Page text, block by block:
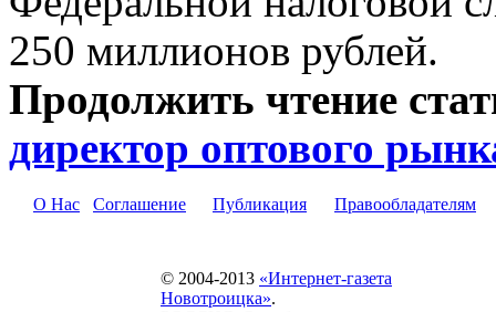
250 миллионов рублей.
Продолжить чтение
директор оптового
О Нас Соглашение Публикация Правообладателям
© 2004-2013 «Интернет-газета
Новотроицка».